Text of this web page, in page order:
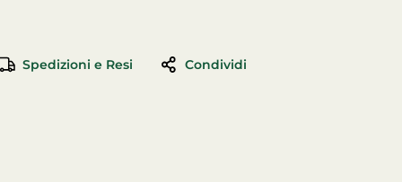
Spedizioni e Resi Condividi